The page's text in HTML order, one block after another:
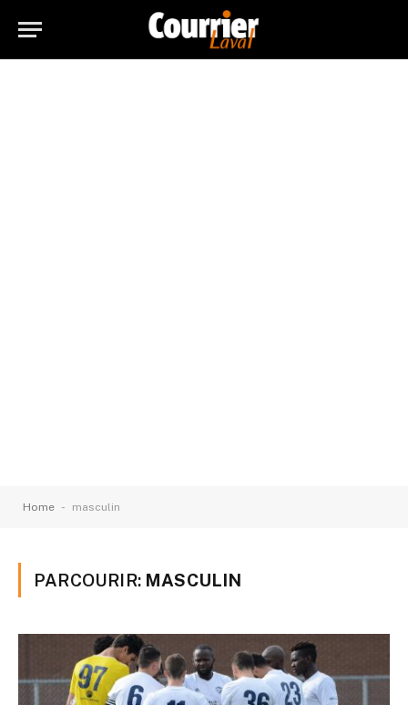
Home - masculin
PARCOURIR: MASCULIN